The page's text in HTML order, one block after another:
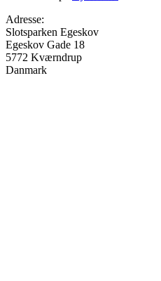
Adresse:
Slotsparken Egeskov
Egeskov Gade 18
5772 Kværndrup
Danmark